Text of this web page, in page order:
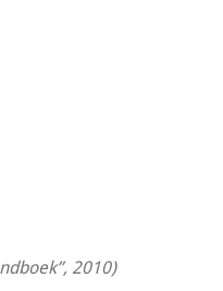
2010)